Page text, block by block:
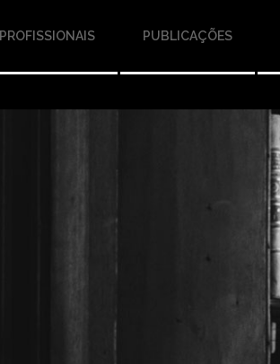
PROFISSIONAIS PUBLICAÇÕES